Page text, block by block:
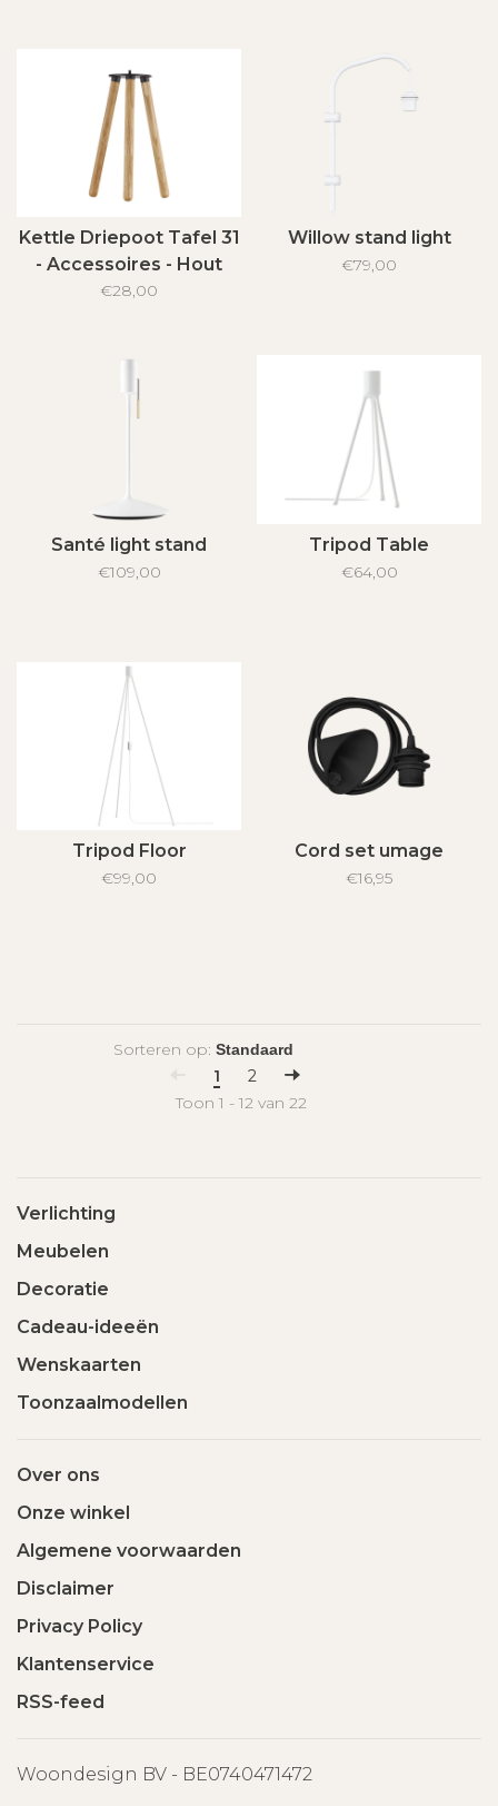
Kettle Driepoot Tafel 31
- Accessoires - Hout
€28,00
Willow stand light
€79,00
Santé light stand
€109,00
Tripod Table
€64,00
Tripod Floor
€99,00
Cord set umage
€16,95
Sorteren op:
1
2
Toon 1 - 12 van 22
Verlichting
Meubelen
Decoratie
Cadeau-ideeën
Wenskaarten
Toonzaalmodellen
Over ons
Onze winkel
Algemene voorwaarden
Disclaimer
Privacy Policy
Klantenservice
RSS-feed
Woondesign BV - BE0740471472